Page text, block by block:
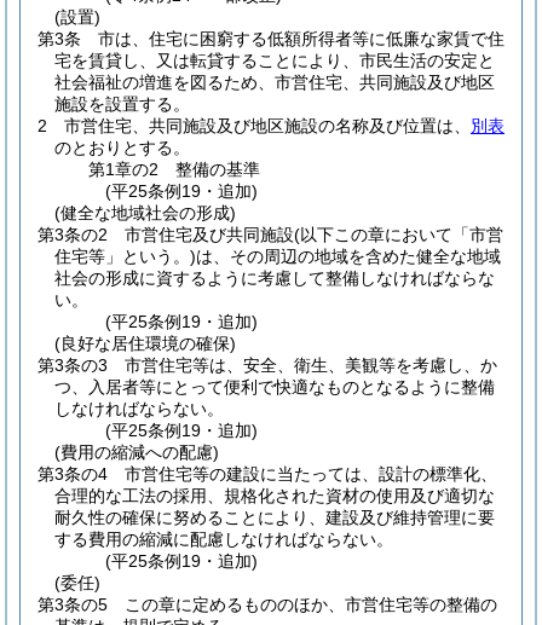
(設置)
第3条
市は、住宅に困窮する低額所得者等に低廉な家賃で住
宅を賃貸し、又は転貸することにより、市民生活の安定と
社会福祉の増進を図るため、市営住宅、共同施設及び地区
施設を設置する。
2
市営住宅、共同施設及び地区施設の名称及び位置は、 別表
のとおりとする。
第1章の2
整備の基準
(平25条例19・追加)
(健全な地域社会の形成)
第3条の2
市営住宅及び共同施設(以下この章において「市営
住宅等」という。)は、その周辺の地域を含めた健全な地域
社会の形成に資するように考慮して整備しなければならな
い。
(平25条例19・追加)
(良好な居住環境の確保)
第3条の3
市営住宅等は、安全、衛生、美観等を考慮し、か
つ、入居者等にとって便利で快適なものとなるように整備
しなければならない。
(平25条例19・追加)
(費用の縮減への配慮)
第3条の4
市営住宅等の建設に当たっては、設計の標準化、
合理的な工法の採用、規格化された資材の使用及び適切な
耐久性の確保に努めることにより、建設及び維持管理に要
する費用の縮減に配慮しなければならない。
(平25条例19・追加)
(委任)
第3条の5
この章に定めるもののほか、市営住宅等の整備の